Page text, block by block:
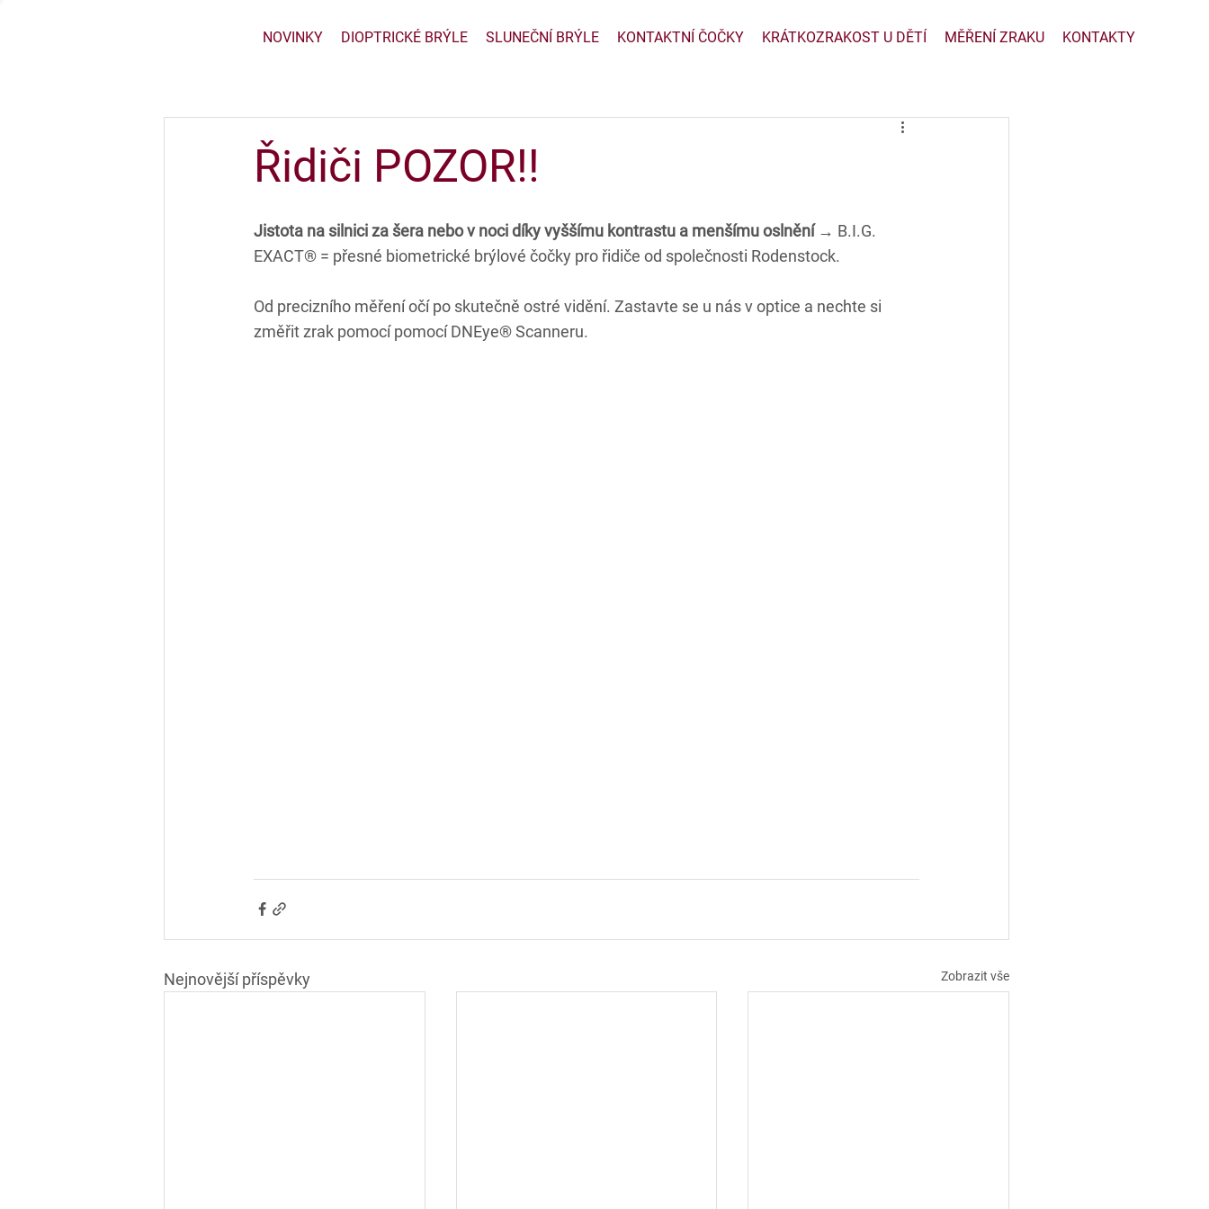
NOVINKY DIOPTRICKÉ BRÝLE SLUNEČNÍ BRÝLE KONTAKTNÍ ČOČKY KRÁTKOZRAKOST U DĚTÍ MĚŘENÍ ZRAKU KONTAKTY
Řidiči POZOR‼
Jistota na silnici za šera nebo v noci díky vyššímu kontrastu a menšímu oslnění → B.I.G.
EXACT® = přesné biometrické brýlové čočky pro řidiče od společnosti Rodenstock.
Od precizního měření očí po skutečně ostré vidění. Zastavte se u nás v optice a nechte si
změřit zrak pomocí pomocí DNEye® Scanneru.
Nejnovější příspěvky Zobrazit vše